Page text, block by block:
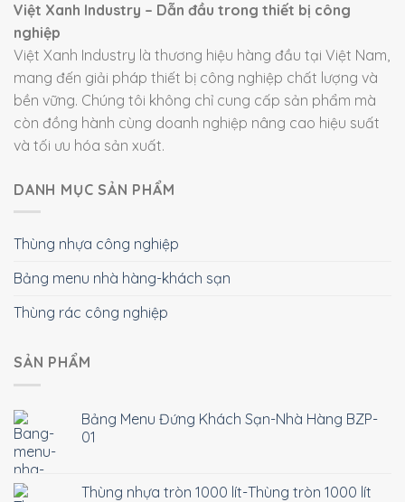
Việt Xanh Industry – Dẫn đầu trong thiết bị công
nghiệp
Việt Xanh Industry là thương hiệu hàng đầu tại Việt Nam,
mang đến giải pháp thiết bị công nghiệp chất lượng và
bền vững. Chúng tôi không chỉ cung cấp sản phẩm mà
còn đồng hành cùng doanh nghiệp nâng cao hiệu suất
và tối ưu hóa sản xuất.
DANH MỤC SẢN PHẨM
Thùng nhựa công nghiệp
Bảng menu nhà hàng-khách sạn
Thùng rác công nghiệp
SẢN PHẨM
Bảng Menu Đứng Khách Sạn-Nhà Hàng BZP-
01
Thùng nhựa tròn 1000 lít-Thùng tròn 1000 lít